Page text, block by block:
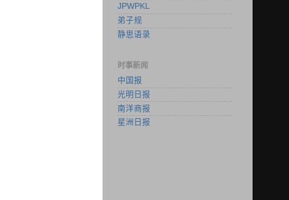
JPWPKL
弟子规
静思语录
时事新闻
中国报
光明日报
南洋商报
星洲日报